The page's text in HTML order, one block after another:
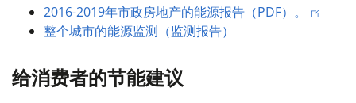
2016-2019年市政房地产的能源报告（PDF）。
整个城市的能源监测（监测报告）
给消费者的节能建议